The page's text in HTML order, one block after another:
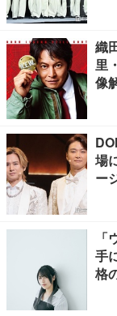
織
里
像
場
ー
手
格